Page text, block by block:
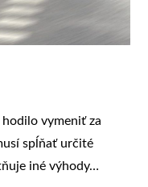
vymeniť za
spĺňať určité
iné výhody…